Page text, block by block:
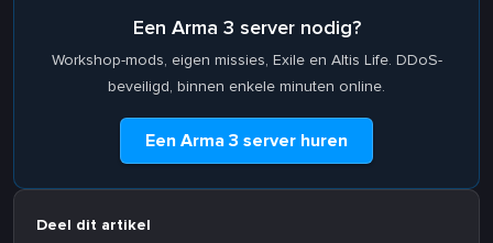
Een Arma 3 server nodig?
Workshop-mods, eigen missies, Exile en Altis Life. DDoS-
beveiligd, binnen enkele minuten online.
Een Arma 3 server huren
Deel dit artikel